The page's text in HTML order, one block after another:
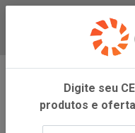
Digite seu
produtos e